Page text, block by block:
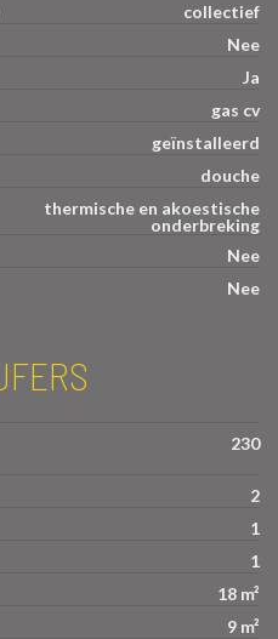
collectief
Nee
Ja
gas cv
geïnstalleerd
douche
thermische en akoestische
onderbreking
Nee
Nee
230
2
1
1
18 m²
9 m²